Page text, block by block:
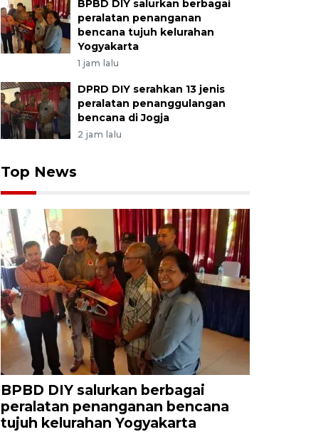
BPBD DIY salurkan berbagai
peralatan penanganan
bencana tujuh kelurahan
Yogyakarta
1 jam lalu
DPRD DIY serahkan 13 jenis
peralatan penanggulangan
bencana di Jogja
2 jam lalu
Top News
BPBD DIY salurkan berbagai
peralatan penanganan bencana
tujuh kelurahan Yogyakarta